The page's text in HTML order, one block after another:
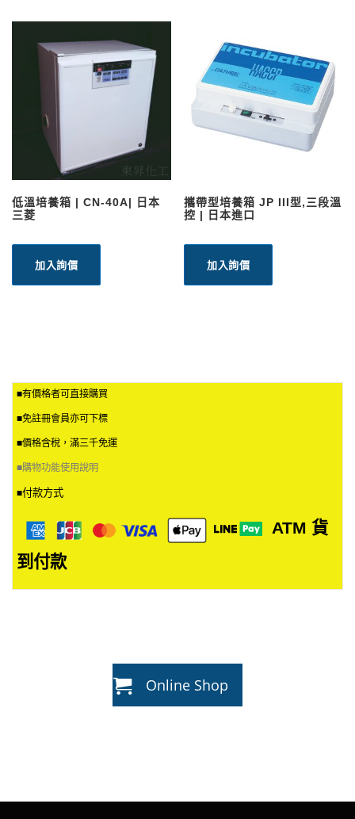
低溫培養箱 | CN-40A| 日本
三菱
加入詢價
攜帶型培養箱 JP III型,三段溫
控 | 日本進口
加入詢價
■有價格者可直接購買
■免註冊會員亦可下標
■價格含稅，滿三千免運
■購物功能使用說明
■付款方式
ATM 貨
到付款
Online Shop